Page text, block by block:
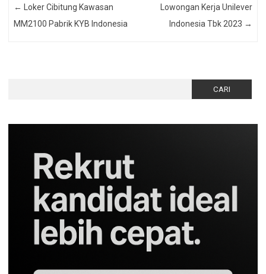
←
Loker Cibitung Kawasan
MM2100 Pabrik KYB Indonesia
Lowongan Kerja Unilever
Indonesia Tbk 2023 →